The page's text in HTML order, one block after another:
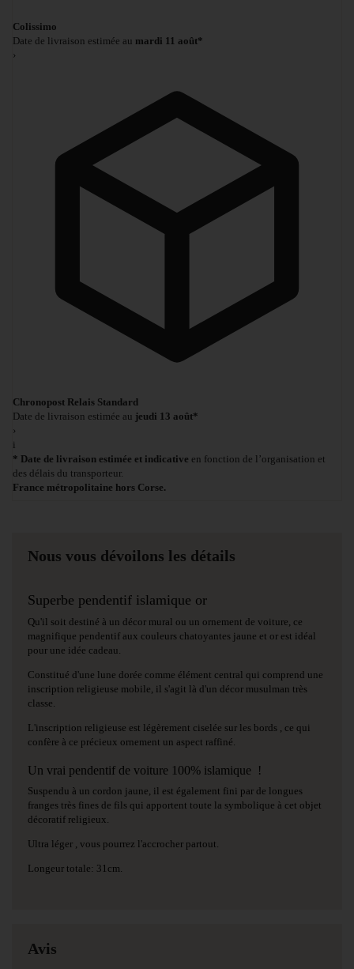
Colissimo
Date de livraison estimée au mardi 11 août*
›
Chronopost Relais Standard
Date de livraison estimée au jeudi 13 août*
›
i
* Date de livraison estimée et indicative en fonction de l’organisation et
des délais du transporteur.
France métropolitaine hors Corse.
Nous vous dévoilons les détails
Superbe pendentif islamique or
Qu'il soit destiné à un décor mural ou un ornement de voiture, ce
magnifique pendentif aux couleurs chatoyantes jaune et or est idéal
pour une idée cadeau.
Constitué d'une lune dorée comme élément central qui comprend une
inscription religieuse mobile, il s'agit là d'un décor musulman très
classe.
L'inscription religieuse est légèrement ciselée sur les bords , ce qui
confère à ce précieux ornement un aspect raffiné.
Un vrai pendentif de voiture 100% islamique !
Suspendu à un cordon jaune, il est également fini par de longues
franges très fines de fils qui apportent toute la symbolique à cet objet
décoratif religieux.
Ultra léger , vous pourrez l'accrocher partout.
Longeur totale: 31cm.
Avis